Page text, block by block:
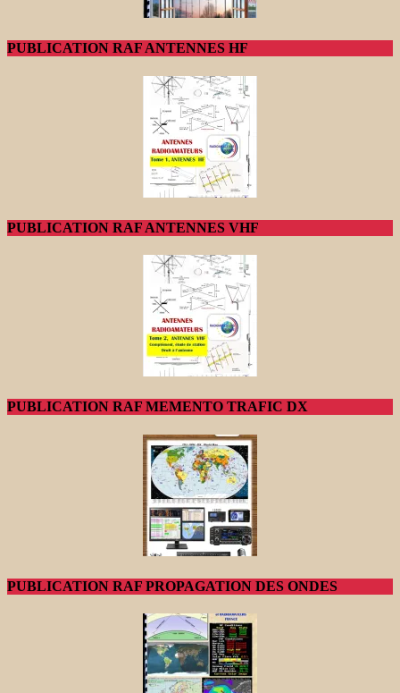
PUBLICATION RAF ANTENNES HF
PUBLICATION RAF ANTENNES VHF
PUBLICATION RAF MEMENTO TRAFIC DX
PUBLICATION RAF PROPAGATION DES ONDES